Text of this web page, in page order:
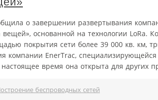
о завершении развертывания
основанной на технологии LoRa.
покрытия сети более 39 000 кв. км,
компании EnerTrac,
время она открыта для других
беспроводных сетей